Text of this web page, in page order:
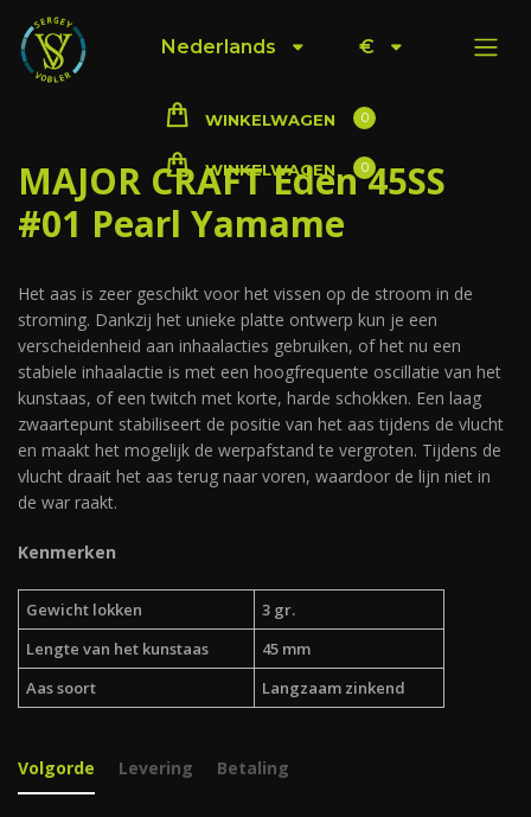
Nederlands €
WINKELWAGEN 0
WINKELWAGEN 0
MAJOR CRAFT Eden 45SS
#01 Pearl Yamame
Het aas is zeer geschikt voor het vissen op de stroom in de
stroming. Dankzij het unieke platte ontwerp kun je een
verscheidenheid aan inhaalacties gebruiken, of het nu een
stabiele inhaalactie is met een hoogfrequente oscillatie van het
kunstaas, of een twitch met korte, harde schokken. Een laag
zwaartepunt stabiliseert de positie van het aas tijdens de vlucht
en maakt het mogelijk de werpafstand te vergroten. Tijdens de
vlucht draait het aas terug naar voren, waardoor de lijn niet in
de war raakt.
Kenmerken
Gewicht lokken
3 gr.
Lengte van het kunstaas
45 mm
Aas soort
Langzaam zinkend
Volgorde Levering Betaling